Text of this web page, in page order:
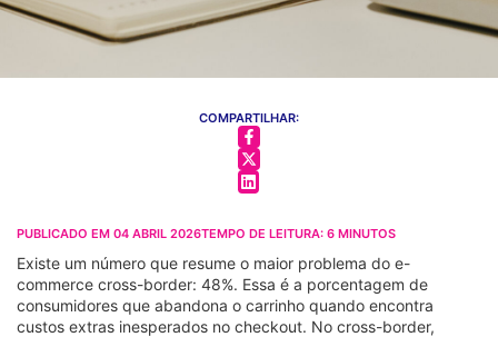
COMPARTILHAR:
PUBLICADO EM 04 ABRIL 2026TEMPO DE LEITURA: 6 MINUTOS
Existe um número que resume o maior problema do e-
commerce cross-border: 48%. Essa é a porcentagem de
consumidores que abandona o carrinho quando encontra
custos extras inesperados no checkout. No cross-border,